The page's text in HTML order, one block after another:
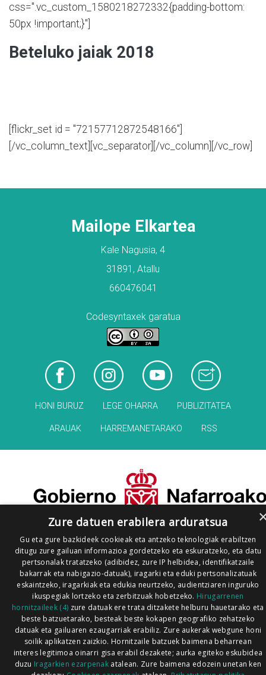
css=".vc_custom_1580218272332{padding-bottom:
50px !important;}"]
Beteluko jaiak 2018
[flickr_set id = "72157712872548166"]
[/vc_column_text][vc_separator][/vc_column][/vc_row]
Mailope Elkartea
Kale Nagusia, 4
31891, Atallu
660476041
Codesyntaxek garatua
HONI BURUZ LEGE OHARRA PUBLIZITATEA
ARAUAK HARREMANETARAKO RSS
Zure datuen erabilera arduratsua
Gu eta gure bazkideek cookieak eta antzeko teknologiak erabiltzen
ditugu zure gailuan informazioa gordetzeko eta eskuratzeko, eta datu
pertsonalak tratatzeko (adibidez, zure IP helbidea, identifikatzaile
bakarrak eta nabigazio-datuak), iragarki eta eduki pertsonalizatuak
eskaintzeko, iragarkiak eta edukia neurtzeko, audientziaren inguruko
ikuspegiak lortzeko eta zerbitzuak hobetzeko. Hirugarrenen
hornitzaileek (4) zure datuak ere trata ditzakete helburu hauetarako eta
beste batzuetarako, besteak beste kokapen geografiko zehatzeko
datuak eta gailuaren ezaugarriak erabiliz. Zure aukerak webgune honi
soilik aplikatzen zaizkio. Hornitzaile batzuek baimena beharrean
interes legitimoa oinarri gisa erabil dezakete; aurka egiteko eskubidea
duzu Iragarkien ezarpenak atalean. Zure baimena edozein unetan ken